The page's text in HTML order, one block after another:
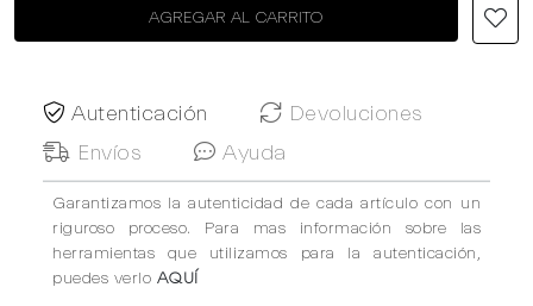
AGREGAR AL CARRITO
Autenticación
Devoluciones
Envíos
Ayuda
Garantizamos la autenticidad de cada artículo con un
riguroso proceso. Para mas información sobre las
herramientas que utilizamos para la autenticación,
puedes verlo AQUÍ